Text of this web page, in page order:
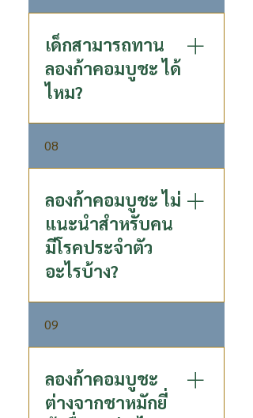
เปิดแล้วควรดื่มให้หมดภายใน
วัน ดื่มได้ทุกเวลา แนะนำให้
ทานตอนท้องว่าง หากหลังมื้อ
เช้าได้จะดีมาก เพื่อเติมโพสไบ
ประโยชน์ไปทั้งวัน
เด็กสามารถทาน
ลองก้าคอมบูชะ ได้
ไหม?
เด็กอายุตั้งแต่ 6 ปีขึ้นไป
ปรับตัว
08
ลองก้าคอมบูชะ ไม่
แนะนำสำหรับคน
มีโรคประจำตัว
อะไรบ้าง?
ไม่แนะนำคนที่แพ้ชาและลำไย
09
ลองก้าคอมบูชะ
ต่างจากชาหมักยี่